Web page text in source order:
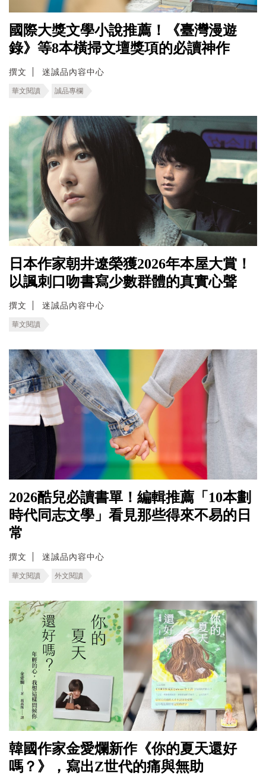
國際大獎文學小說推薦！《臺灣漫遊
錄》等8本橫掃文壇獎項的必讀神作
撰文 迷誠品內容中心
華文閱讀 誠品專欄
日本作家朝井遼榮獲2026年本屋大賞！
以諷刺口吻書寫少數群體的真實心聲
撰文 迷誠品內容中心
華文閱讀
2026酷兒必讀書單！編輯推薦「10本劃
時代同志文學」看見那些得來不易的日
常
撰文 迷誠品內容中心
華文閱讀 外文閱讀
韓國作家金愛爛新作《你的夏天還好
嗎？》，寫出Z世代的痛與無助